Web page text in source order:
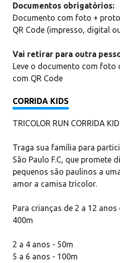
Documentos obrigatórios:
Documento com foto +
QR Code (impresso, digital
Vai retirar para outra
Leve o documento com
com QR Code
CORRIDA KIDS
TRICOLOR RUN CORRIDA
Traga sua família para
São Paulo F.C, que promete
pequenos são paulinos a
amor a camisa tricolor.
Para crianças de 2 a 12
400m
2 a 4 anos - 50m
5 a 6 anos - 100m